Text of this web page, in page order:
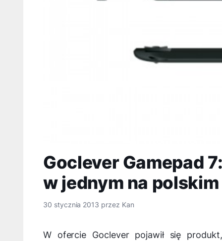
Goclever Gamepad
w jednym na
30 stycznia 2013 przez Kan
W ofercie Goclever pojawił się